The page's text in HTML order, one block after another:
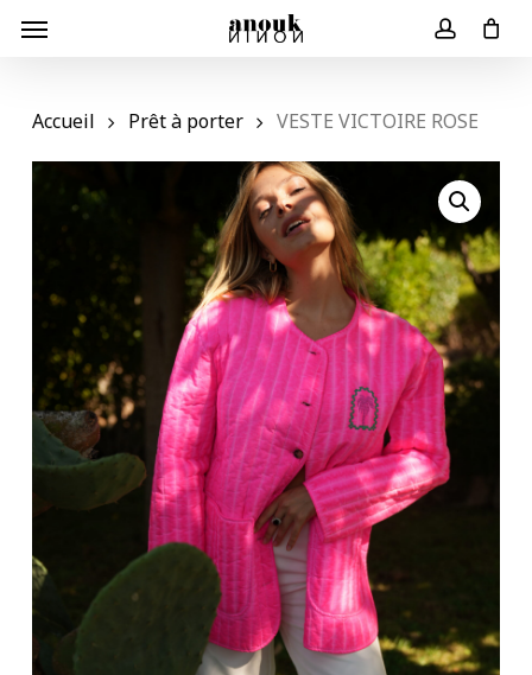
Menu
Accueil Prêt à porter VESTE VICTOIRE ROSE